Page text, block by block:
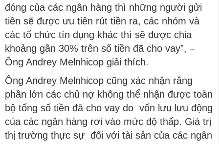
đóng của các ngân hàng thì những người gửi
tiền sẽ được ưu tiên rút tiền ra, các nhóm và
các tổ chức tín dụng khác thì sẽ được chia
khoảng gần 30% trên số tiền đã cho vay”, –
Ông Andrey Melnhicop giải thích.
Ông Andrey Melnhicop cũng xác nhận rằng
phần lớn các chủ nợ không thể nhận được toàn
bộ tổng số tiền đã cho vay do vốn lưu lưu động
của các ngân hàng rơi vào mức độ thấp. Giá trị
thị trường thực sự đối với tài sản của các ngân